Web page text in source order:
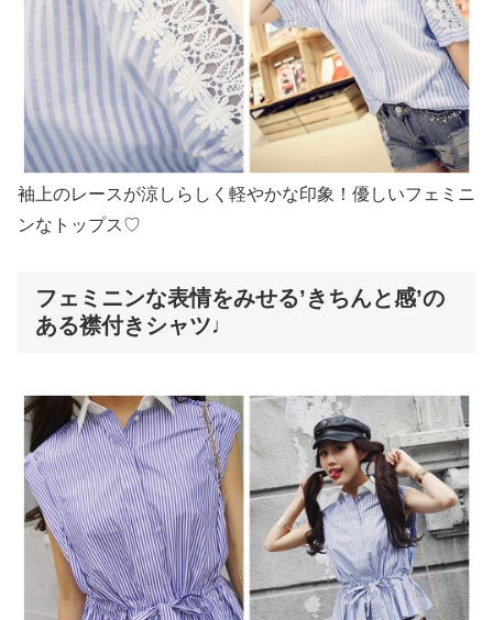
袖上のレースが涼しらしく軽やかな印象！優しいフェミニ
ンなトップス♡
フェミニンな表情をみせる’きちんと感’の
ある襟付きシャツ♩